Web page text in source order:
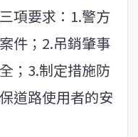
項要求：1.警方
件；2.吊銷肇事
；3.制定措施防
道路使用者的安